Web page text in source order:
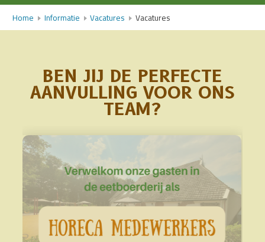
Home Informatie Vacatures Vacatures
BEN JIJ DE PERFECTE
AANVULLING VOOR ONS
TEAM?